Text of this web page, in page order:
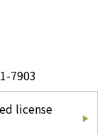
7903
license